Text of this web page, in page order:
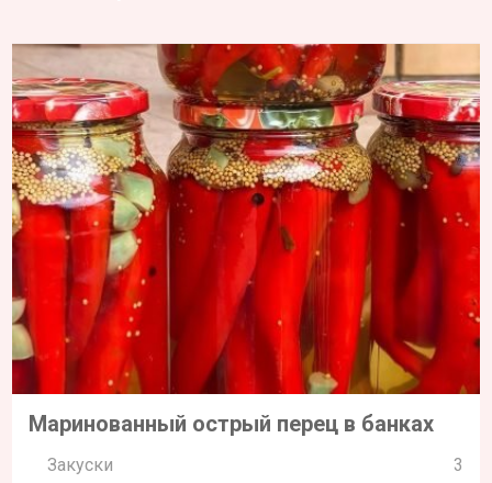
Маринованный острый перец в банках
Закуски 3